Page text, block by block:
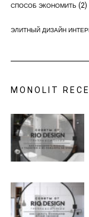
СПОСОБ ЭКОНОМИТЬ (2)
ЭЛИТНЫЙ ДИЗАЙН
MONOLIT